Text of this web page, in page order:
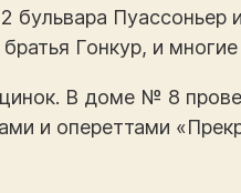
Пуассоньер
Гонкур, и многие
В доме № 8
и опереттами